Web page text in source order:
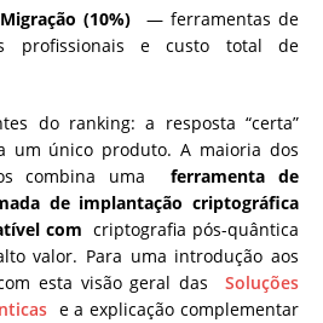
(10%) — ferramentas de
profissionais e custo total de
do ranking: a resposta “certa”
um único produto. A maioria dos
combina umaferramenta de
de implantação criptográfica
com criptografia pós-quântica
valor. Para uma introdução aos
esta visão geral das Soluções
e a explicação complementar